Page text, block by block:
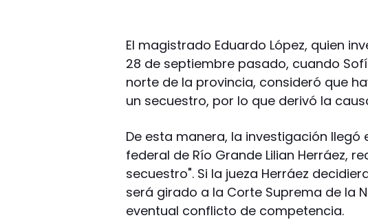
El magistrado Eduardo López, quien
28 de septiembre pasado, cuando
norte de la provincia, consideró que
un secuestro, por lo que derivó la
De esta manera, la investigación
federal de Río Grande Lilian Herráez,
secuestro". Si la jueza Herráez
será girado a la Corte Suprema de la
eventual conflicto de competencia.